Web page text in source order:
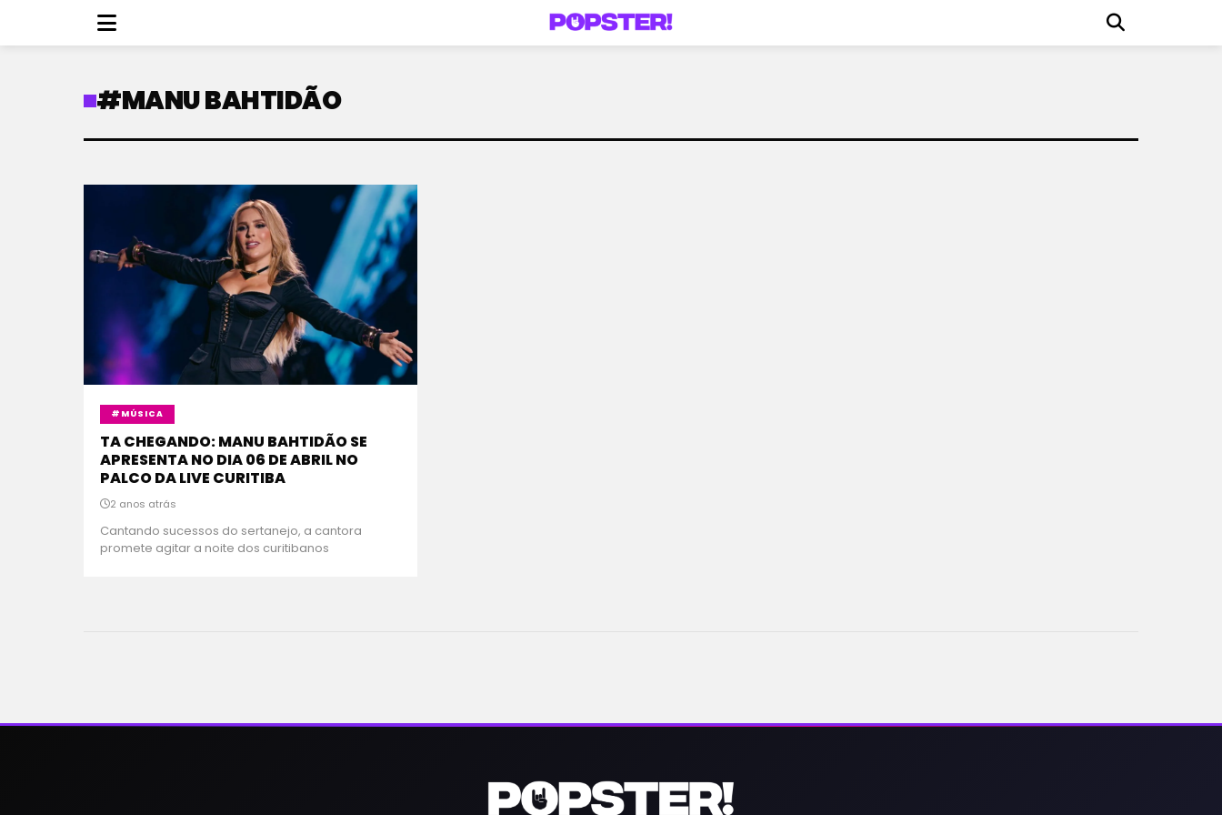
#MANU BAHTIDÃO
#MÚSICA
TA CHEGANDO: MANU BAHTIDÃO SE
APRESENTA NO DIA 06 DE ABRIL NO
PALCO DA LIVE CURITIBA
2 anos atrás
Cantando sucessos do sertanejo, a cantora
promete agitar a noite dos curitibanos